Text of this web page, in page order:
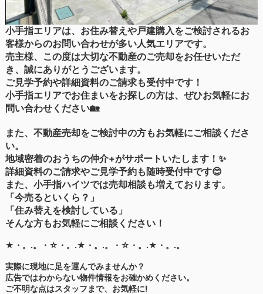
小手指エリアは、お住み替えや戸建購入をご検討されるお
客様からのお問い合わせが多い人気エリアです。
売主様、この度は大切な不動産のご売却をお任せいただ
き、誠にありがとうございます。
ご見学予約や詳細資料のご請求も受付中です！
小手指エリアでお住まいをお探しの方は、ぜひお気軽にお
問い合わせください🏡
また、不動産売却をご検討中の方もお気軽にご相談くださ
い。
地域密着のおうちの仲介+がサポートいたします！✨
詳細資料のご請求やご見学予約も随時受付中です😊
また、小手指ハイツでは売却相談も増えております。
「今売るといくら？」
「住み替えを検討している」
そんな方もお気軽にご相談ください！
★・。.。・☆・。.★・。.。・☆・。.★・。.。
実際に現地に足を運んでみませんか？
広告ではわからない物件情報をお確かめください。
ご不明な点はスタッフまで、お気軽に!